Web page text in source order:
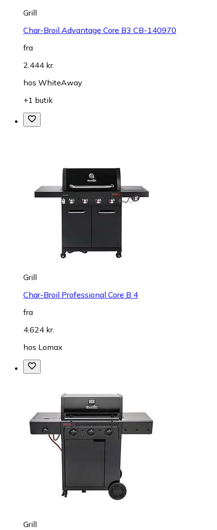
Grill
Char-Broil Advantage Core B3 CB-140970
fra
2.444 kr.
hos WhiteAway
+1 butik
Grill
Char-Broil Professional Core B 4
fra
4.624 kr.
hos Lomax
Grill